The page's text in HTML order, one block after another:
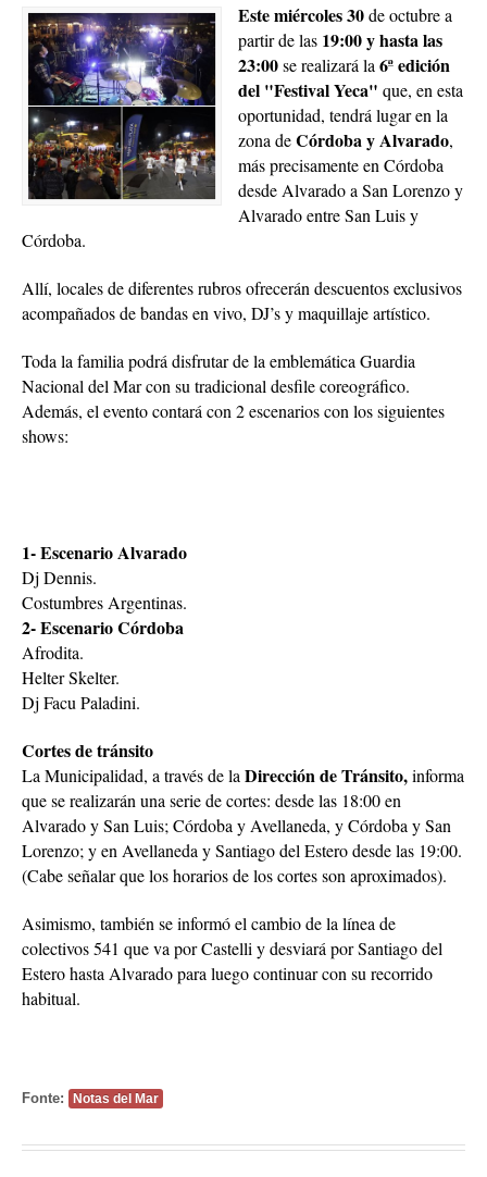
Este miércoles 30de octubre a
partir de las 19:00 y hasta las
23:00se realizará la 6ª edición
del "Festival Yeca" que, en esta
oportunidad, tendrá lugar en la
zona deCórdoba y Alvarado,
más precisamente en Córdoba
desde Alvarado a San Lorenzo y
Alvarado entre San Luis y
Córdoba.
Allí, locales de diferentes rubros ofrecerán descuentos exclusivos
acompañados de bandas en vivo, DJ’s y maquillaje artístico.
Toda la familia podrá disfrutar de la emblemática Guardia
Nacional del Mar con su tradicional desfile coreográfico.
Además, el evento contará con 2 escenarios con los siguientes
shows:
1- Escenario Alvarado
Dj Dennis.
Costumbres Argentinas.
2- Escenario Córdoba
Afrodita.
Helter Skelter.
Dj Facu Paladini.
Cortes de tránsito
La Municipalidad, a través de la Dirección de Tránsito,informa
que se realizarán una serie de cortes: desde las 18:00 en
Alvarado y San Luis; Córdoba y Avellaneda, y Córdoba y San
Lorenzo; y en Avellaneda y Santiago del Estero desde las 19:00.
(Cabe señalar que los horarios de los cortes son aproximados).
Asimismo, también se informó el cambio de la línea de
colectivos 541 que va por Castelli y desviará por Santiago del
Estero hasta Alvarado para luego continuar con su recorrido
habitual.
Fonte: Notas del Mar